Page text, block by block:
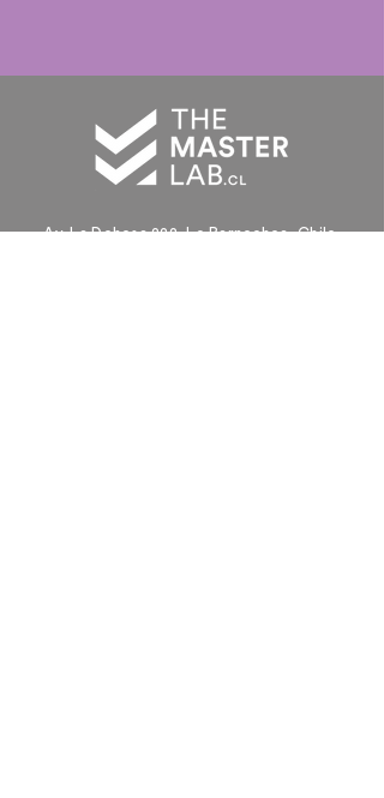
Av. La Dehesa 222,Lo Barnechea, Chile.